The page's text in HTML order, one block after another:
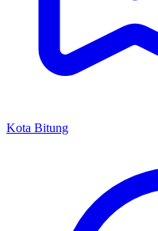
Kota Bitung